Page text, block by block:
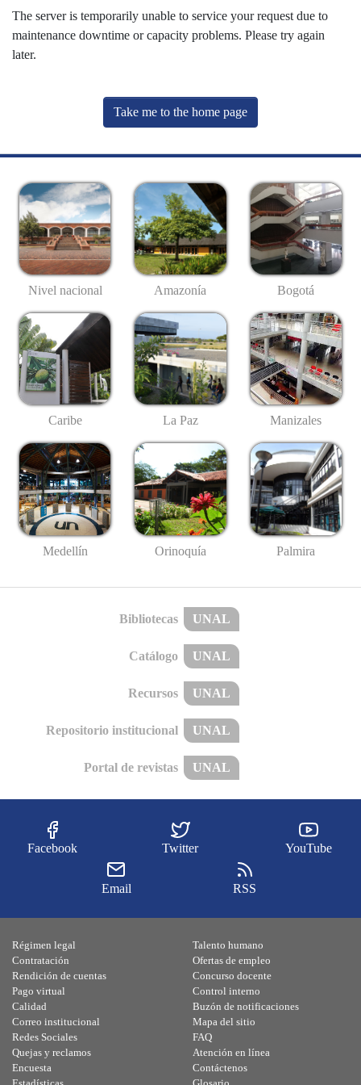
The server is temporarily unable to service your request due to
maintenance downtime or capacity problems. Please try again
later.
Take me to the home page
Nivel nacional Amazonía Bogotá
Caribe La Paz Manizales
Medellín Orinoquía Palmira
Bibliotecas UNAL
Catálogo UNAL
Recursos UNAL
Repositorio institucional UNAL
Portal de revistas UNAL
Facebook Twitter YouTube
Email RSS
Régimen legal
Contratación
Rendición de cuentas
Pago virtual
Calidad
Talento humano
Ofertas de empleo
Concurso docente
Control interno
Buzón de notificaciones
Correo institucional
Redes Sociales
Quejas y reclamos
Encuesta
Mapa del sitio
FAQ
Atención en línea
Contáctenos